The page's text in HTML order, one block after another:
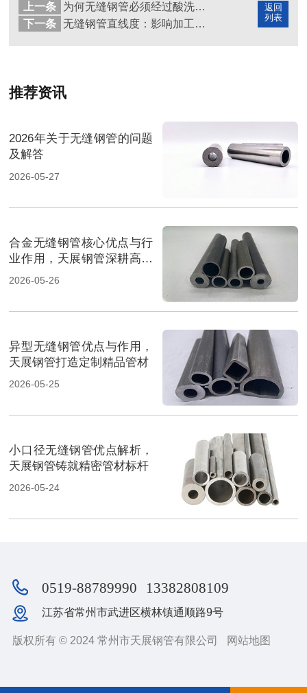
返回
列表
上一条
为何无缝钢管必须经过酸洗磷化皂化处理？
下一条
无缝钢管直线度：影响加工效率的关键因素
推荐资讯
2026年关于无缝钢管的问题
及解答
2026-05-27
合金无缝钢管核心优点与行
业作用，天展钢管深耕高端
管材
2026-05-26
异型无缝钢管优点与作用，
天展钢管打造定制精品管材
2026-05-25
小口径无缝钢管优点解析，
天展钢管铸就精密管材标杆
2026-05-24
0519-88789990 13382808109
江苏省常州市武进区横林镇通顺路9号
版权所有 © 2024 常州市天展钢管有限公司 网站地图